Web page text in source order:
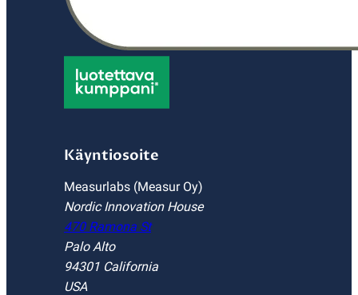
Käyntiosoite
Measurlabs (Measur Oy)
Nordic Innovation House
470 Ramona St
Palo Alto
94301 California
USA